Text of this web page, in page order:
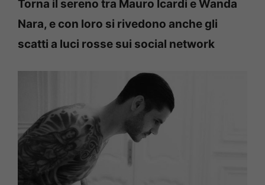
Torna il sereno tra Mauro Icardi e Wanda
Nara, e con loro si rivedono anche gli
scatti a luci rosse sui social network